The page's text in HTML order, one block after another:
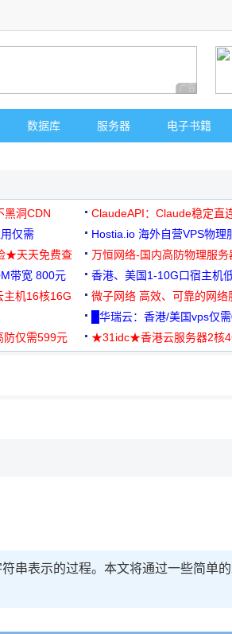
广告 商业广
数据库 服务器 电子书籍
黑洞CDN ClaudeAPI：Claude稳定直
仅需
Hostia.io 海外自营VPS物理
★天天免费查
万恒网络-国内高防物理服务
99元/月起
带宽 800元 香港、美国1-10G口宿主机
主机16核16G
微子网络 高效、可靠的网络
█华瑞云：香港/美国vps仅
仅需599元
★31idc★香港云服务器2核
串表示的过程。本文将通过一些简单的